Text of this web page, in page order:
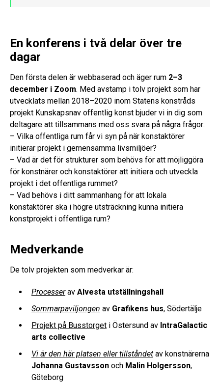
En konferens i två delar över tre
dagar
Den första delen är webbaserad och äger rum 2–3
december i Zoom. Med avstamp i tolv projekt som har
utvecklats mellan 2018–2020 inom Statens konstråds
projekt Kunskapsnav offentlig konst bjuder vi in dig som
deltagare att tillsammans med oss svara på några frågor:
– Vilka offentliga rum får vi syn på när konstaktörer
initierar projekt i gemensamma livsmiljöer?
– Vad är det för strukturer som behövs för att möjliggöra
för konstnärer och konstaktörer att initiera och utveckla
projekt i det offentliga rummet?
– Vad behövs i ditt sammanhang för att lokala
konstaktörer ska i högre utsträckning kunna initiera
konstprojekt i offentliga rum?
Medverkande
De tolv projekten som medverkar är:
Processerav Alvesta utställningshall
Sommarpaviljongen av Grafikens hus, Södertälje
Projekt på Busstorget i Östersund av IntraGalactic
arts collective
Vi är den här platsen eller tillståndet av konstnärerna
Johanna Gustavsson och Malin Holgersson,
Göteborg